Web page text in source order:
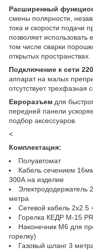
Расширенный
смены полярности,
тока и скорости подачи
позволяет использовать
том числе сварки
открытых пространствах.
Подключение к сети
аппарат на малых
отсутствует трехфазная
Евроразъем для
передней панели
подбор аксессуаров.
<
Комплектация:
Полуавтомат
Кабель сечением
300А на изделие
Электрододержатель
метра
Сетевой кабель
Горелка КЕДР M-15
Наконечник М6 для
горелку)
Газовый шланг 3